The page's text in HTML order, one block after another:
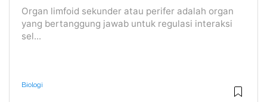
Organ limfoid sekunder atau perifer adalah organ
yang bertanggung jawab untuk regulasi interaksi
sel...
Biologi